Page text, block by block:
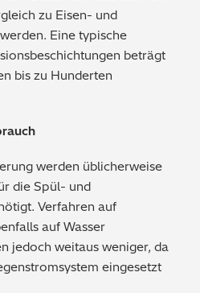
zu Eisen- und
Eine typische
beträgt
bis zu Hunderten
werden üblicherweise
die Spül- und
Verfahren auf
auf Wasser
jedoch weitaus weniger, da
eingesetzt